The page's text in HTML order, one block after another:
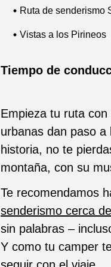
Ruta de senderismo
Vistas a los Pirineos
Tiempo de
Empieza tu ruta
urbanas dan paso
historia, no te
montaña, con su
Te recomendamos
senderismo cerca
sin palabras –
Y como tu camper